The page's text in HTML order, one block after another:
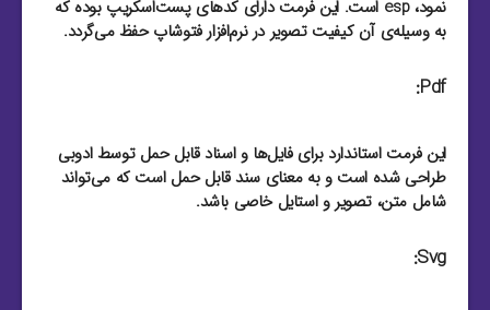
نمود، esp است. این فرمت دارای کد‌های پست‌اسکریپ بوده که
به وسیله‌ی آن کیفیت تصویر در نرم‌افزار فتوشاپ حفظ می‌گردد.
Pdf:
این فرمت استاندارد برای فایل‌‌ها و اسناد قابل حمل توسط ادوبی
طراحی شده است و به معنای سند قابل حمل است که می‌تواند
شامل متن، تصویر و استایل خاصی باشد.
Svg: